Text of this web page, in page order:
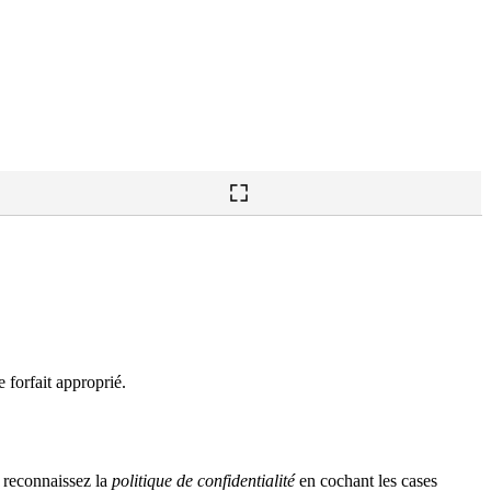
forfait approprié.
reconnaissez la politique de confidentialitéen cochant les cases